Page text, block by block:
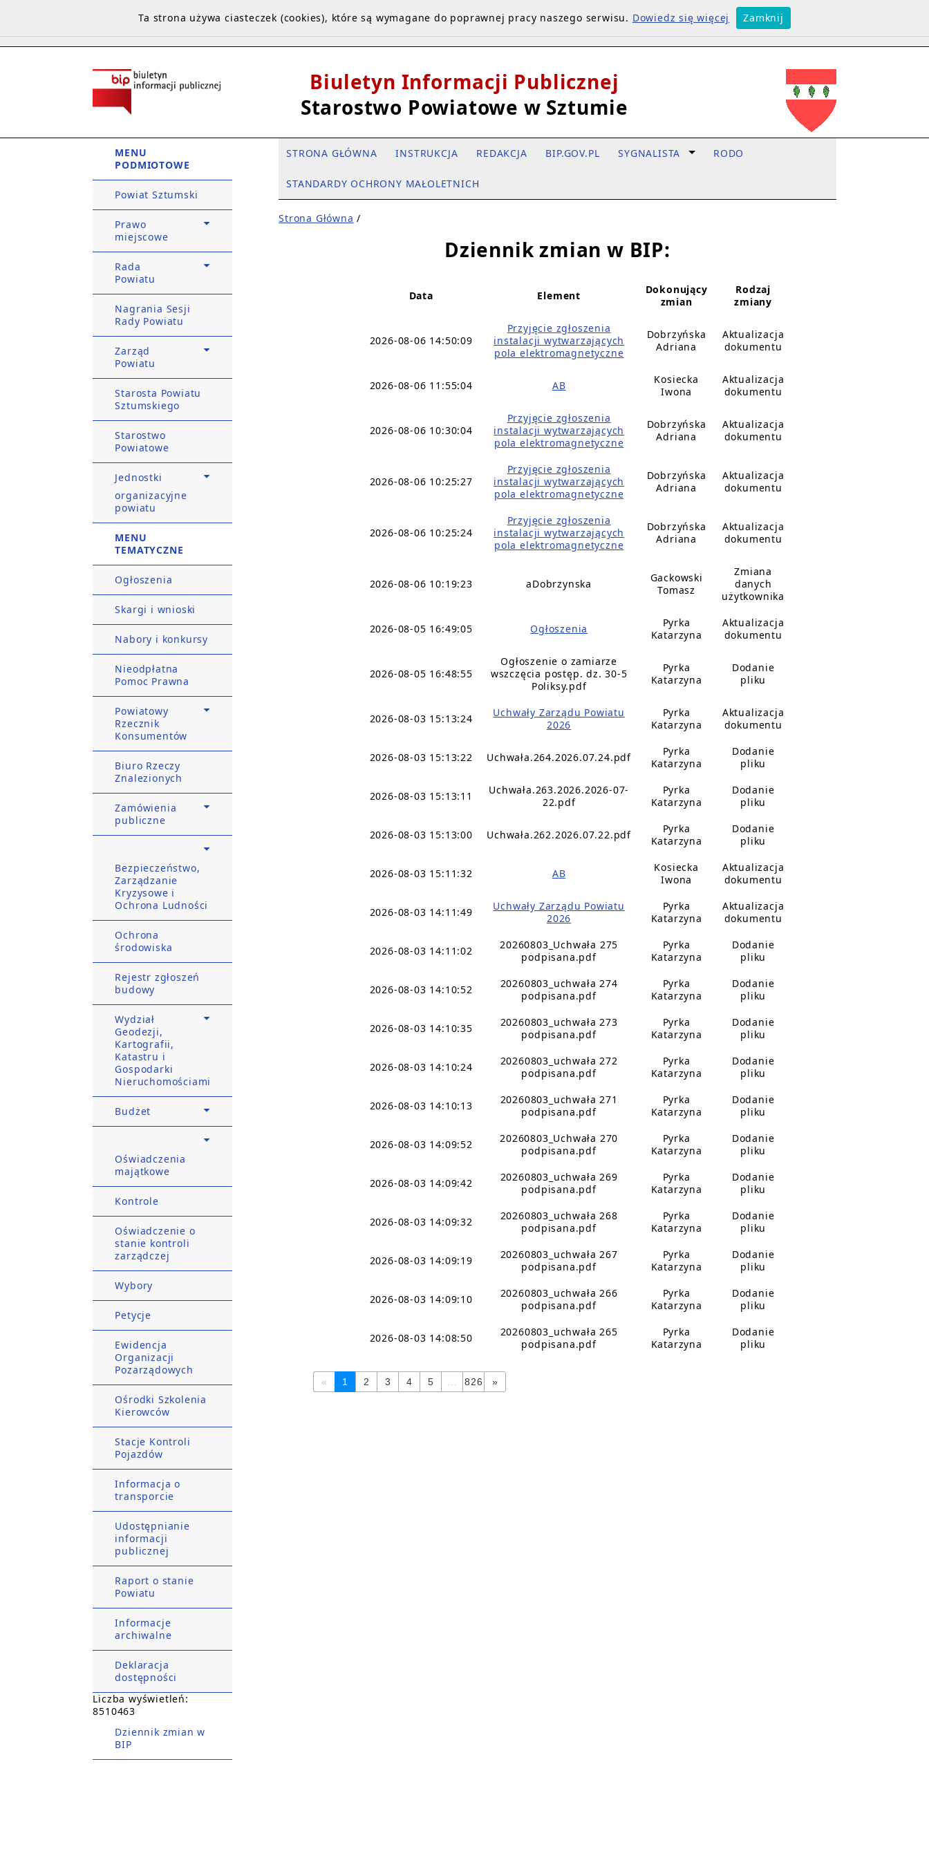
Biuletyn Informacji Publicznej
Starostwo Powiatowe w Sztumie
MENU
PODMIOTOWE
Powiat Sztumski
Prawo
miejscowe
Rada
Powiatu
Nagrania Sesji
Rady Powiatu
Zarząd
Powiatu
Starosta Powiatu
Sztumskiego
Starostwo
Powiatowe
Jednostki
organizacyjne
powiatu
MENU
TEMATYCZNE
Ogłoszenia
Skargi i wnioski
Nabory i konkursy
Nieodpłatna
Pomoc Prawna
Powiatowy
Rzecznik
Konsumentów
Biuro Rzeczy
Znalezionych
Zamówienia
publiczne
Bezpieczeństwo,
Zarządzanie
Kryzysowe i
Ochrona Ludności
Ochrona
środowiska
Rejestr zgłoszeń
budowy
Wydział
Geodezji,
Kartografii,
Katastru i
Gospodarki
Nieruchomościami
Budżet
Oświadczenia
majątkowe
Kontrole
Oświadczenie o
stanie kontroli
zarządczej
Wybory
Petycje
Ewidencja
Organizacji
Pozarządowych
Ośrodki Szkolenia
Kierowców
Stacje Kontroli
Pojazdów
Informacja o
transporcie
Udostępnianie
informacji
publicznej
Raport o stanie
Powiatu
Informacje
archiwalne
Deklaracja
dostępności
Liczba wyświetleń:
8510463
Dziennik zmian w
BIP
STRONA GŁÓWNA INSTRUKCJA REDAKCJA BIP.GOV.PL SYGNALISTA RODO
STANDARDY OCHRONY MAŁOLETNICH
Strona Główna /
Dziennik zmian w BIP:
Data Element
Dokonujący
zmian
Rodzaj
zmiany
2026-08-06 14:50:09
Przyjęcie zgłoszenia
instalacji wytwarzających
pola elektromagnetyczne
Dobrzyńska
Adriana
Aktualizacja
dokumentu
2026-08-06 11:55:04 AB
Kosiecka
Iwona
Aktualizacja
dokumentu
2026-08-06 10:30:04
Przyjęcie zgłoszenia
instalacji wytwarzających
pola elektromagnetyczne
Dobrzyńska
Adriana
Aktualizacja
dokumentu
2026-08-06 10:25:27
Przyjęcie zgłoszenia
instalacji wytwarzających
pola elektromagnetyczne
Dobrzyńska
Adriana
Aktualizacja
dokumentu
2026-08-06 10:25:24
Przyjęcie zgłoszenia
instalacji wytwarzających
pola elektromagnetyczne
Dobrzyńska
Adriana
Aktualizacja
dokumentu
2026-08-06 10:19:23 aDobrzynska
Gackowski
Tomasz
Zmiana
danych
użytkownika
2026-08-05 16:49:05 Ogłoszenia
Pyrka
Katarzyna
Aktualizacja
dokumentu
2026-08-05 16:48:55
Ogłoszenie o zamiarze
wszczęcia postęp. dz. 30-5
Poliksy.pdf
Pyrka
Katarzyna
Dodanie
pliku
2026-08-03 15:13:24
Uchwały Zarządu Powiatu
2026
Pyrka
Katarzyna
Aktualizacja
dokumentu
2026-08-03 15:13:22 Uchwała.264.2026.07.24.pdf
Pyrka
Katarzyna
Dodanie
pliku
2026-08-03 15:13:11
Uchwała.263.2026.2026-07-
22.pdf
Pyrka
Katarzyna
Dodanie
pliku
2026-08-03 15:13:00 Uchwała.262.2026.07.22.pdf
Pyrka
Katarzyna
Dodanie
pliku
2026-08-03 15:11:32 AB
Kosiecka
Iwona
Aktualizacja
dokumentu
2026-08-03 14:11:49
Uchwały Zarządu Powiatu
2026
Pyrka
Katarzyna
Aktualizacja
dokumentu
2026-08-03 14:11:02
20260803_Uchwała 275
podpisana.pdf
Pyrka
Katarzyna
Dodanie
pliku
2026-08-03 14:10:52
20260803_uchwała 274
podpisana.pdf
Pyrka
Katarzyna
Dodanie
pliku
2026-08-03 14:10:35
20260803_uchwała 273
podpisana.pdf
Pyrka
Katarzyna
Dodanie
pliku
2026-08-03 14:10:24
20260803_uchwała 272
podpisana.pdf
Pyrka
Katarzyna
Dodanie
pliku
2026-08-03 14:10:13
20260803_uchwała 271
podpisana.pdf
Pyrka
Katarzyna
Dodanie
pliku
2026-08-03 14:09:52
20260803_Uchwała 270
podpisana.pdf
Pyrka
Katarzyna
Dodanie
pliku
2026-08-03 14:09:42
20260803_uchwała 269
podpisana.pdf
Pyrka
Katarzyna
Dodanie
pliku
2026-08-03 14:09:32
20260803_uchwała 268
podpisana.pdf
Pyrka
Katarzyna
Dodanie
pliku
2026-08-03 14:09:19
20260803_uchwała 267
podpisana.pdf
Pyrka
Katarzyna
Dodanie
pliku
2026-08-03 14:09:10
20260803_uchwała 266
podpisana.pdf
Pyrka
Katarzyna
Dodanie
pliku
2026-08-03 14:08:50
20260803_uchwała 265
podpisana.pdf
Pyrka
Katarzyna
Dodanie
pliku
« 1 2 3 4 5 826 »
Ta strona używa ciasteczek (cookies), które są wymagane do poprawnej pracy naszego serwisu. Dowiedz się więcej Zamknij